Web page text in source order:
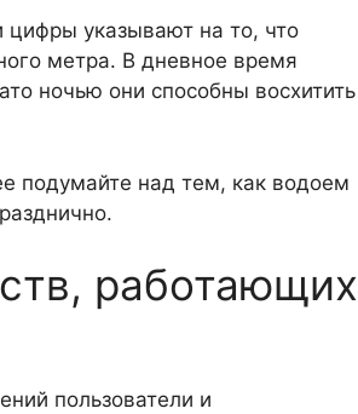
указывают на то, что
метра. В дневное время
ночью они способны восхитить
подумайте над тем, как водоем
работающих
пользователи и